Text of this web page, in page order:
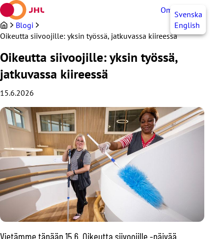
Siirry
sisältöön
OmaJHLSvenska
English
Blogi
Oikeutta siivoojille: yksin työssä, jatkuvassa kiireessä
Oikeutta siivoojille: yksin työssä,
jatkuvassa kiireessä
15.6.2026
Vietämme tänään 15.6. Oikeutta siivoojille -päivää.